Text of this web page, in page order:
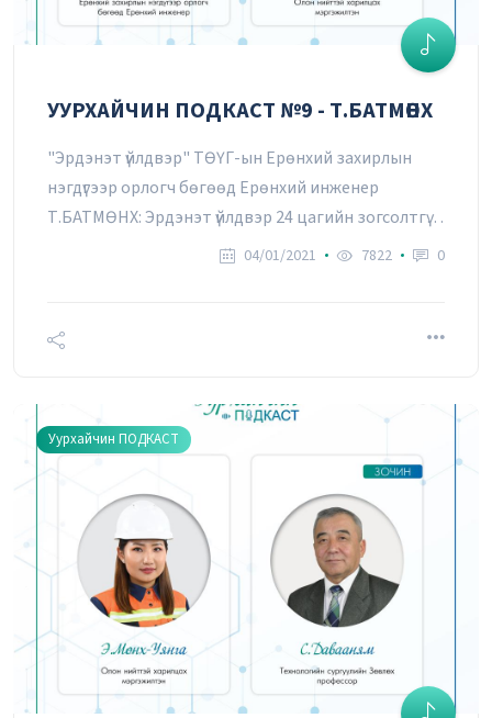
УУРХАЙЧИН ПОДКАСТ №9 - Т.БАТМӨНХ
"Эрдэнэт үйлдвэр" ТӨҮГ-ын Ерөнхий захирлын
нэгдүгээр орлогч бөгөөд Ерөнхий инженер
Т.БАТМӨНХ: Эрдэнэт үйлдвэр 24 цагийн зогсолтгүй
урсгалаар ажилладаг тул ажилдаа цаг алдах эрх
04/01/2021 7822 0
Уурхайчин ПОДКАСТ